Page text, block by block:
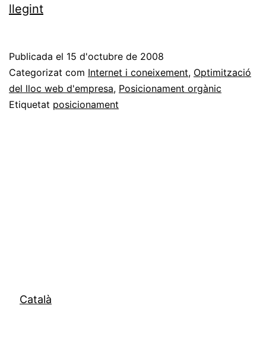
llegintL’àvia
posicionament
en
cercadors
Publicada el 15 d'octubre de 2008
Categorizat com Internet i coneixement, Optimització
del lloc web d'empresa, Posicionament orgànic
Etiquetat posicionament
Català